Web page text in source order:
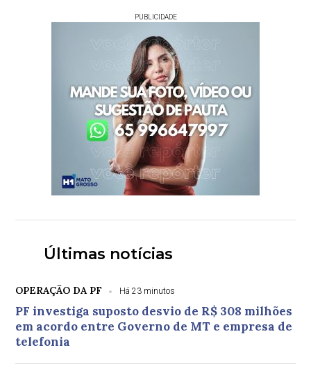
PUBLICIDADE
Últimas notícias
OPERAÇÃO DA PF Há 23 minutos
PF investiga suposto desvio de R$ 308 milhões
em acordo entre Governo de MT e empresa de
telefonia